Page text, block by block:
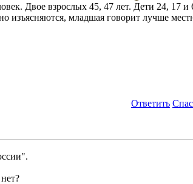
Двое взрослых 45, 47 лет. Дети 24, 17 и
изъясняются, младшая говорит лучше
Ответить